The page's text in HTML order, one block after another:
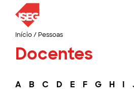
Início/ Pessoas
Docentes
A B C D E F G H I